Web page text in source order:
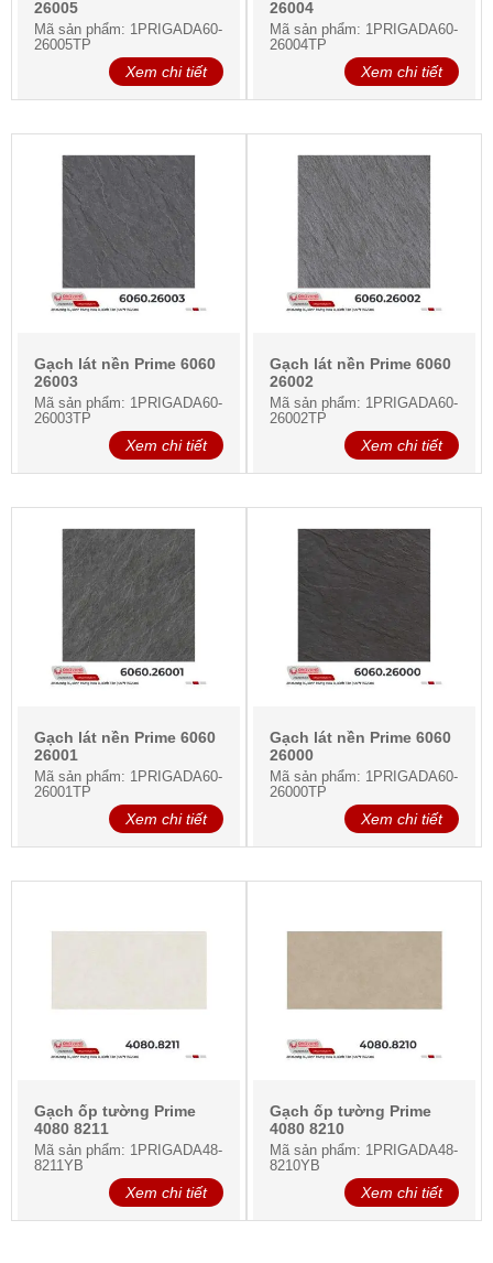
26005
Mã sản phẩm: 1PRIGADA60-
26005TP
Xem chi tiết
26004
Mã sản phẩm: 1PRIGADA60-
26004TP
Xem chi tiết
Gạch lát nền Prime 6060
26003
Mã sản phẩm: 1PRIGADA60-
26003TP
Xem chi tiết
Gạch lát nền Prime 6060
26002
Mã sản phẩm: 1PRIGADA60-
26002TP
Xem chi tiết
Gạch lát nền Prime 6060
26001
Mã sản phẩm: 1PRIGADA60-
26001TP
Xem chi tiết
Gạch lát nền Prime 6060
26000
Mã sản phẩm: 1PRIGADA60-
26000TP
Xem chi tiết
Gạch ốp tường Prime
4080 8211
Mã sản phẩm: 1PRIGADA48-
8211YB
Xem chi tiết
Gạch ốp tường Prime
4080 8210
Mã sản phẩm: 1PRIGADA48-
8210YB
Xem chi tiết